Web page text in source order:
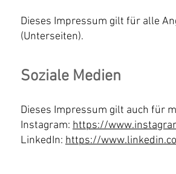
Dieses Impressum gilt für alle
(Unterseiten).
Soziale Medien
Dieses Impressum gilt auch für
Instagram: https://
LinkedIn: https://